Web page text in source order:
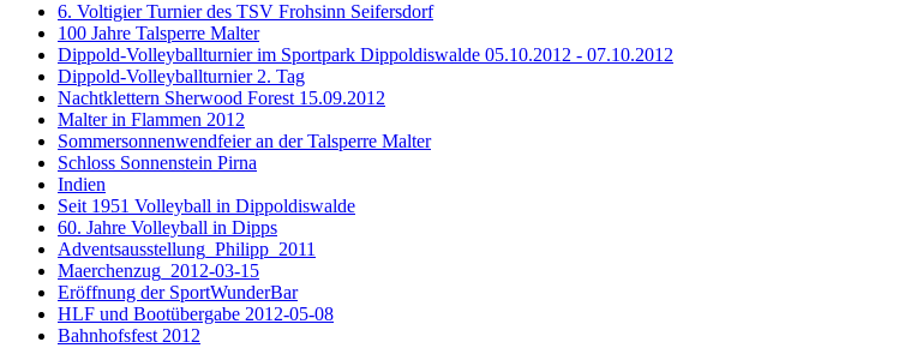
6. Voltigier Turnier des TSV Frohsinn Seifersdorf
100 Jahre Talsperre Malter
Dippold-Volleyballturnier im Sportpark Dippoldiswalde 05.10.2012 - 07.10.2012
Dippold-Volleyballturnier 2. Tag
Nachtklettern Sherwood Forest 15.09.2012
Malter in Flammen 2012
Sommersonnenwendfeier an der Talsperre Malter
Schloss Sonnenstein Pirna
Indien
Seit 1951 Volleyball in Dippoldiswalde
60. Jahre Volleyball in Dipps
Adventsausstellung_Philipp_2011
Maerchenzug_2012-03-15
Eröffnung der SportWunderBar
HLF und Bootübergabe 2012-05-08
Bahnhofsfest 2012